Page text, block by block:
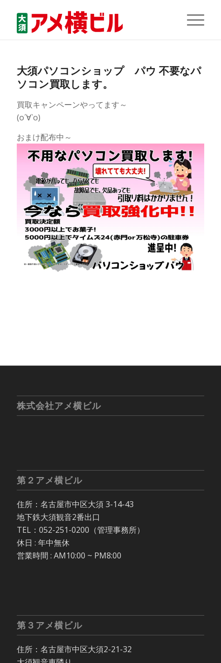
大須パソコンショップ パウ 不要なパ
ソコン買取します。
買取キャンペーンやってます～
(о´∀`о)
おまけ配布中～
株式会社アメ横ビル
第２アメ横ビル
住所：名古屋市中区大須 3-14-43
地下鉄大須観音2番出口
TEL：052-251-0200（管理事務所）
休日 : 年中無休
営業時間 : AM10:00 ~ PM8:00
第３アメ横ビル
住所：名古屋市中区大須2-21-32